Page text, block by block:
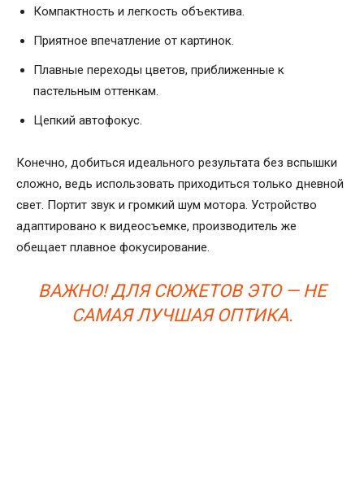
Компактность и легкость объектива.
Приятное впечатление от картинок.
Плавные переходы цветов, приближенные к
пастельным оттенкам.
Цепкий автофокус.
Конечно, добиться идеального результата без вспышки
сложно, ведь использовать приходиться только дневной
свет. Портит звук и громкий шум мотора. Устройство
адаптировано к видеосъемке, производитель же
обещает плавное фокусирование.
ВАЖНО! ДЛЯ СЮЖЕТОВ ЭТО — НЕ
САМАЯ ЛУЧШАЯ ОПТИКА.